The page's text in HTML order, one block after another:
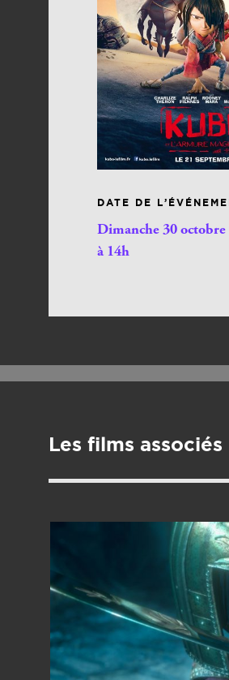
DATE DE
Dimanche 30 octobre
à 14h
Les films associés